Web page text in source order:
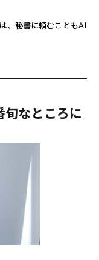
、秘書に頼むこともAI
旬なところに